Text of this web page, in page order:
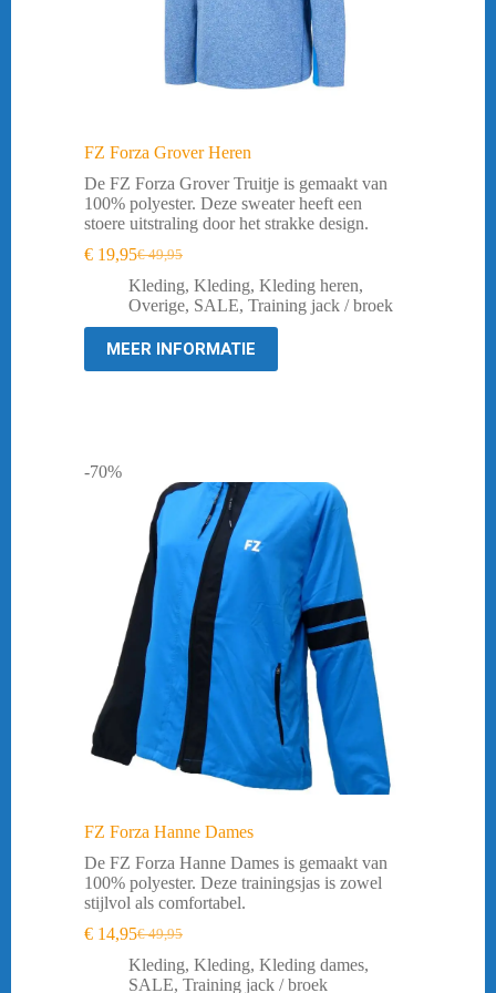
FZ Forza Grover Heren
De FZ Forza Grover Truitje is gemaakt van
100% polyester. Deze sweater heeft een
stoere uitstraling door het strakke design.
€49,95
Oorspronkelijke
prijs
was:
€ 49,95.
€ 19,95Huidige
prijs
is:
€ 19,95.
Kleding, Kleding, Kleding heren,
Overige, SALE, Training jack / broek
MEER INFORMATIE
-70%
FZ Forza Hanne Dames
De FZ Forza Hanne Dames is gemaakt van
100% polyester. Deze trainingsjas is zowel
stijlvol als comfortabel.
€49,95
Oorspronkelijke
prijs
was:
€ 14,95Huidige
prijs
is:
Kleding, Kleding, Kleding dames,
SALE, Training jack / broek